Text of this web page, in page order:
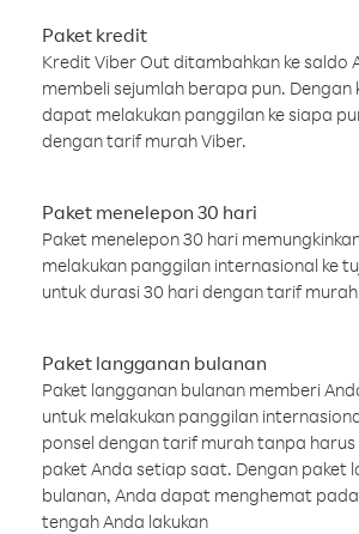
Paket kredit
Kredit Viber Out ditambahkan ke saldo
membeli sejumlah berapa pun. Dengan
dapat melakukan panggilan ke siapa
dengan tarif murah Viber.
Paket menelepon 30 hari
Paket menelepon 30 hari
melakukan panggilan internasional ke
untuk durasi 30 hari dengan tarif murah
Paket langganan bulanan
Paket langganan bulanan memberi
untuk melakukan panggilan
ponsel dengan tarif murah tanpa
paket Anda setiap saat. Dengan paket
bulanan, Anda dapat menghemat
tengah Anda lakukan